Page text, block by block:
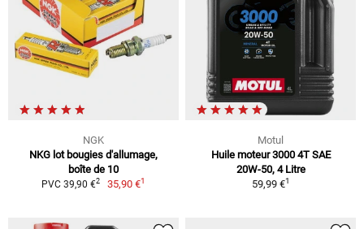
NGK
NKG lot bougies d'allumage,
boîte de 10
PVC 39,90 €2 35,90 €1
Motul
Huile moteur 3000 4T SAE
20W-50, 4 Litre
59,99 €1